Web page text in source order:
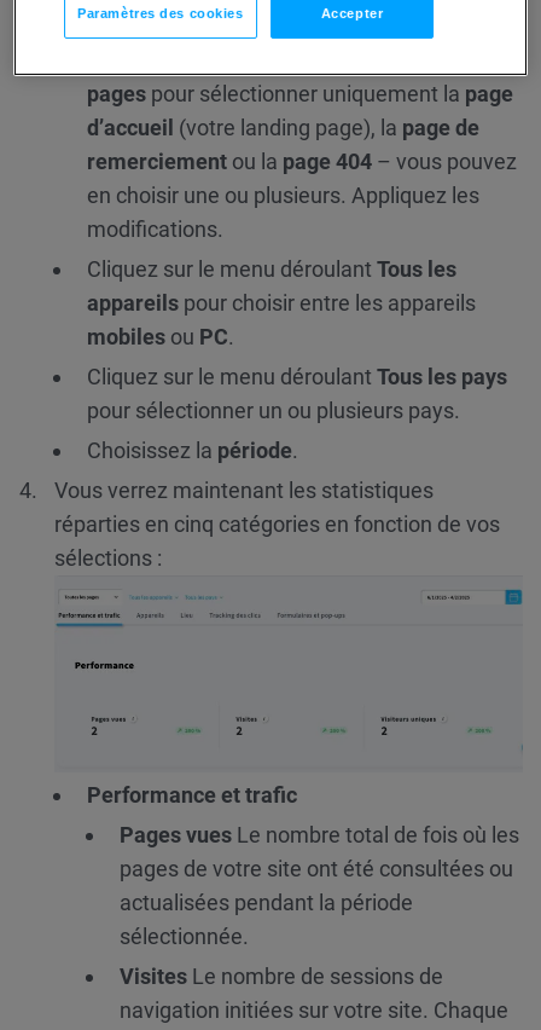
pages pour sélectionner uniquement la page
d’accueil (votre landing page), la page de
remerciement ou la page 404 – vous pouvez
en choisir une ou plusieurs. Appliquez les
modifications.
Cliquez sur le menu déroulant Tous les
appareils pour choisir entre les appareils
mobiles ou PC.
Cliquez sur le menu déroulant Tous les pays
pour sélectionner un ou plusieurs pays.
Choisissez la période.
Vous verrez maintenant les statistiques
réparties en cinq catégories en fonction de vos
sélections :
Performance et trafic
Pages vues Le nombre total de fois où les
pages de votre site ont été consultées ou
actualisées pendant la période
sélectionnée.
Visites Le nombre de sessions de
navigation initiées sur votre site. Chaque
Paramètres des cookies Accepter